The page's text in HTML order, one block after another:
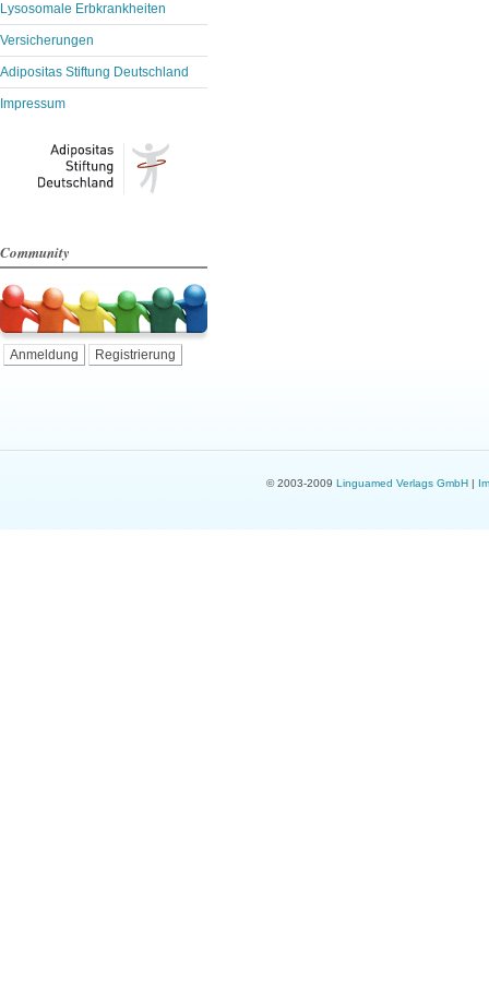
Lysosomale Erbkrankheiten
Versicherungen
Adipositas Stiftung Deutschland
Impressum
Community
Anmeldung Registrierung
© 2003-2009 Linguamed Verlags GmbH|